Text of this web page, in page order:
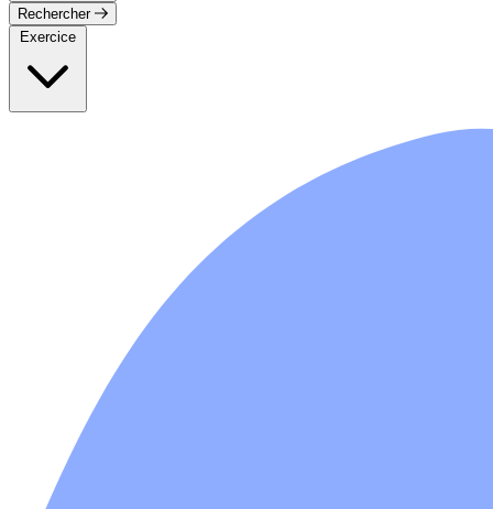
Rechercher
Exercice